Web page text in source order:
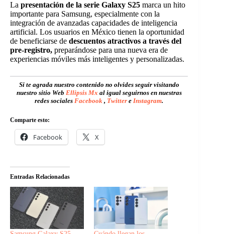
La presentación de la serie Galaxy S25 marca un hito
importante para Samsung, especialmente con la
integración de avanzadas capacidades de inteligencia
artificial. Los usuarios en México tienen la oportunidad
de beneficiarse de descuentos atractivos a través del
pre-registro, preparándose para una nueva era de
experiencias móviles más inteligentes y personalizadas.
Si te agrada nuestro contenido no olvides seguir visitando
nuestro sitio Web Ellipsis Mx al igual seguirnos en nuestras
redes socialesFacebook , Twitter eInstagram.
Comparte esto:
Facebook X
Entradas Relacionadas